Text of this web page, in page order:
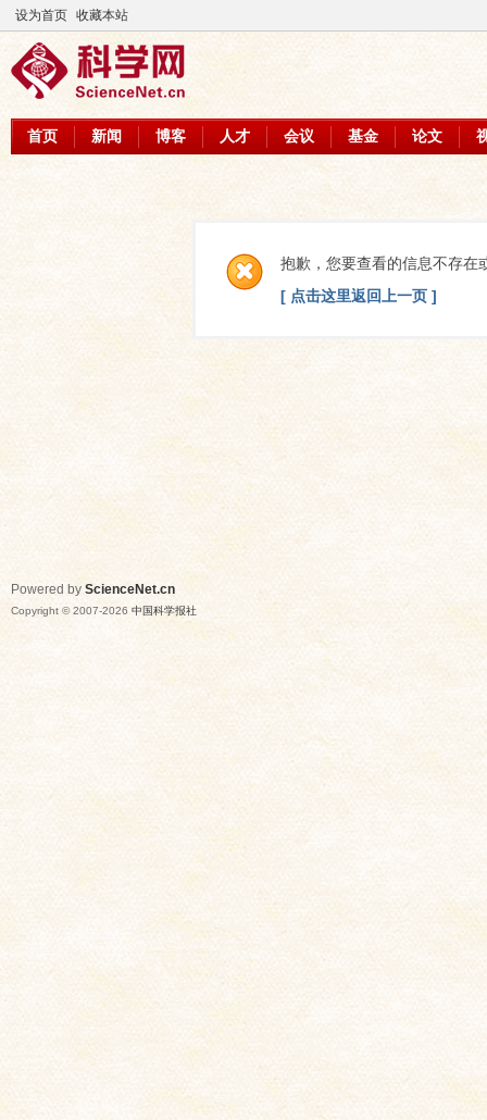
设为首页 收藏本站
首页 新闻 博客 人才 会议 基金 论文
抱歉，您要查看的信息不存在
[ 点击这里返回上一页 ]
Powered by ScienceNet.cn
Copyright © 2007-2026 中国科学报社